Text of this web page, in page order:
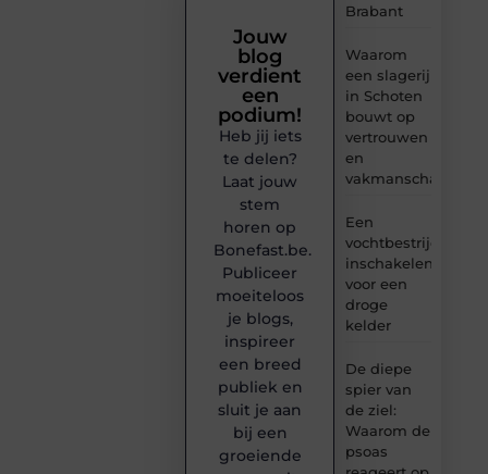
Brabant
Waarom
een slagerij
in Schoten
bouwt op
vertrouwen
en
vakmanschap
Een
inschakelen
voor een
droge
kelder
De diepe
spier van
de ziel:
Waarom de
psoas
Jouw
blog
verdient
een
podium!
Heb jij iets
te delen?
Laat jouw
stem
horen op
Bonefast.be.
Publiceer
moeiteloos
je blogs,
inspireer
een breed
publiek en
sluit je aan
bij een
groeiende